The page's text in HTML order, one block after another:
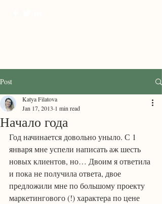
Post
Начало года
Katya Filatova
Jan 17, 2013 1 min read
Год начинается довольно уныло. С 1
января мне успели написать аж шесть
новых клиентов, но… Двоим я ответила
и пока не получила ответа, двое
предложили мне по большому проекту
маркетингового (!) характера по цене